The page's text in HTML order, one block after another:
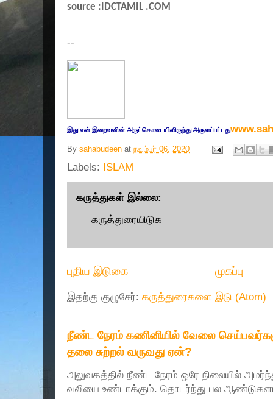
source :IDCTAMIL .COM
--
இது என் இறைவனின் அருட் கொடையிளிருந்து அருளப்பட்டது
By sahabudeen at நவம்பர் 06, 2020
Labels: ISLAM
கருத்துகள் இல்லை:
கருத்துரையிடுக
புதிய இடுகை முகப்பு
இதற்கு குழுசேர்: கருத்துரைகளை இடு (Atom)
நீண்ட நேரம் கணினியில் வேலை
தலை சுற்றல் வருவது ஏன்?
அலுவகத்தில் நீண்ட நேரம் ஒரே நிலையில்
வலியை உண்டாக்கும். தொடர்ந்து பல